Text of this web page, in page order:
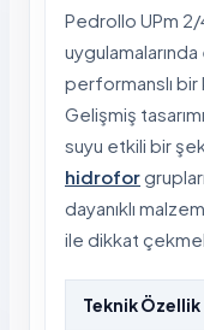
Pedrollo UPm
performanslı bir
Gelişmiş
suyu etkili bir
hidrofor
dayanıklı
ile dikkat
Teknik Özellik